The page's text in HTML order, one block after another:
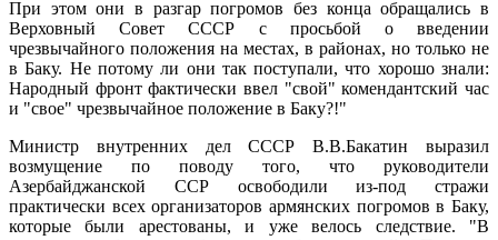
При этом они в разгар погромов без конца обращались в
Верховный Совет СССР с просьбой о введении
чрезвычайного положения на местах, в районах, но только не
в Баку. Не потому ли они так поступали, что хорошо знали:
Народный фронт фактически ввел "свой" комендантский час
и "свое" чрезвычайное положение в Баку?!"
Министр внутренних дел СССР В.В.Бакатин выразил
возмущение по поводу того, что руководители
Азербайджанской ССР освободили из-под стражи
практически всех организаторов армянских погромов в Баку,
которые были арестованы, и уже велось следствие. "В